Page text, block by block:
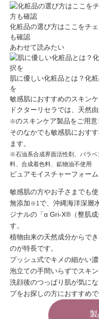
化粧品の選び方はここをチ
も確認
あわせて読みたい
肌に優しい化粧品とは？化
を
敏感肌におすすめのスキン
ドクターリセラでは、天然
※のスキンケア製品をご用意
そのなかでも敏感肌におす
ます。
※石油系合成界面活性剤、パラ
料、合成着色料、鉱物油不使用
ピュアモイスチャーフォーム
敏感肌の方やお子さまでも
無添加※1で、沖縄海洋深層
ジナルの「α Gri-X®（整肌
す。
植物由来の天然成分からでき
のが特長です。
プッシュ式でキメの細かい
泡立ての手間いらずでスキン
洗顔後のつっぱり肌が気に
プをお探しの方におすすめで
製